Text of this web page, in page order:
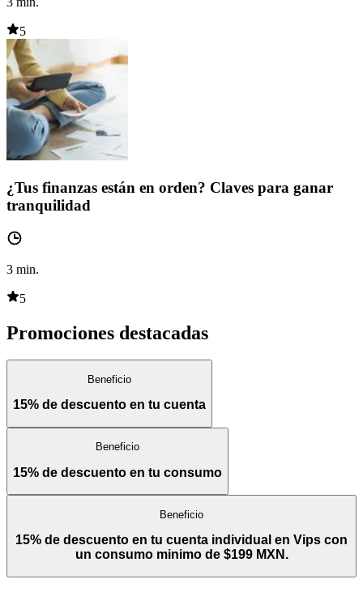
5
¿Tus finanzas están en orden? Claves para ganar
tranquilidad
3 min.
5
Promociones destacadas
Beneficio
15% de descuento en tu cuenta
Beneficio
15% de descuento en tu consumo
Beneficio
15% de descuento en tu cuenta individual en Vips con
un consumo minimo de $199 MXN.